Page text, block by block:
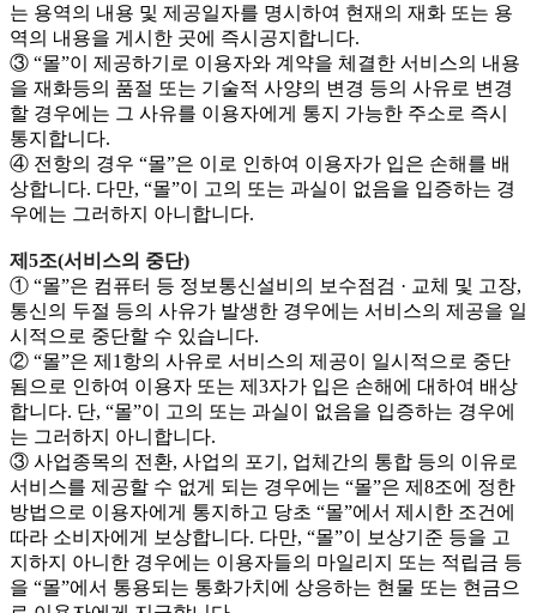
는 용역의 내용 및 제공일자를 명시하여 현재의 재화 또는 용
역의 내용을 게시한 곳에 즉시공지합니다.
③ “몰”이 제공하기로 이용자와 계약을 체결한 서비스의 내용
을 재화등의 품절 또는 기술적 사양의 변경 등의 사유로 변경
할 경우에는 그 사유를 이용자에게 통지 가능한 주소로 즉시
통지합니다.
④ 전항의 경우 “몰”은 이로 인하여 이용자가 입은 손해를 배
상합니다. 다만, “몰”이 고의 또는 과실이 없음을 입증하는 경
우에는 그러하지 아니합니다.
제5조(서비스의 중단)
① “몰”은 컴퓨터 등 정보통신설비의 보수점검 · 교체 및 고장,
통신의 두절 등의 사유가 발생한 경우에는 서비스의 제공을 일
시적으로 중단할 수 있습니다.
② “몰”은 제1항의 사유로 서비스의 제공이 일시적으로 중단
됨으로 인하여 이용자 또는 제3자가 입은 손해에 대하여 배상
합니다. 단, “몰”이 고의 또는 과실이 없음을 입증하는 경우에
는 그러하지 아니합니다.
③ 사업종목의 전환, 사업의 포기, 업체간의 통합 등의 이유로
서비스를 제공할 수 없게 되는 경우에는 “몰”은 제8조에 정한
방법으로 이용자에게 통지하고 당초 “몰”에서 제시한 조건에
따라 소비자에게 보상합니다. 다만, “몰”이 보상기준 등을 고
지하지 아니한 경우에는 이용자들의 마일리지 또는 적립금 등
을 “몰”에서 통용되는 통화가치에 상응하는 현물 또는 현금으